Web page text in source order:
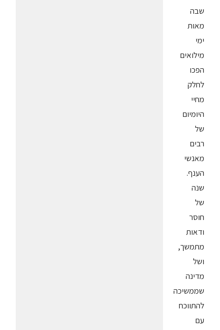
שבה
מאות
ימי
מילואים
הפכו
לחלק
מחיי
היומיום
של
רבים
מאנשי
הענף.
שנה
של
חוסר
ודאות
מתמשך,
ושל
מדינה
שממשיכה
להתווכח
עם